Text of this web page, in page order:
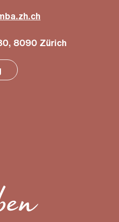
Areal
634
8090 Zürich